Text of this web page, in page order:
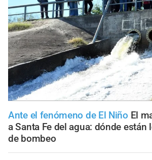
Ante el fenómeno de El Niño El
a Santa Fe del agua: dónde están
de bombeo